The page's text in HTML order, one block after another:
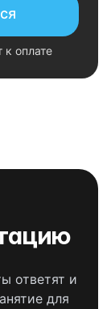
к оплате
ответят и
для